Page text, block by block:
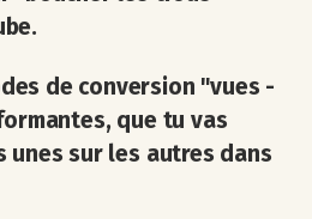
de conversion "vues -
que tu vas
unes sur les autres dans